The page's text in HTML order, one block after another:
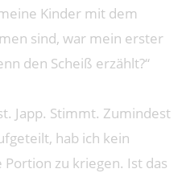
Kinder mit dem
sind, war mein erster
den Scheiß erzählt?“
Japp. Stimmt. Zumindest
hab ich kein
zu kriegen. Ist das